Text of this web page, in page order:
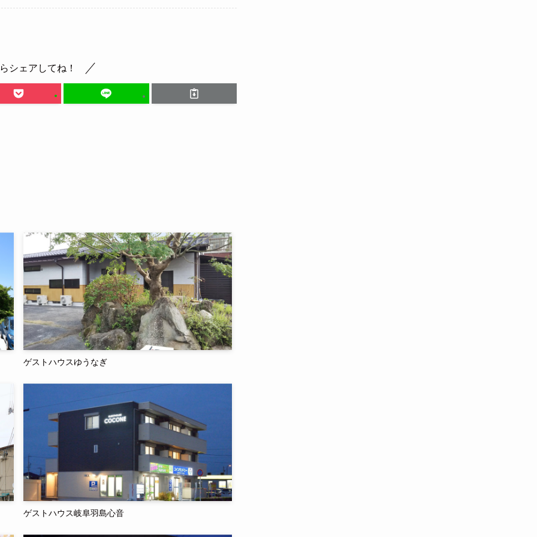
シェアしてね！
ゲストハウスゆうなぎ
ゲストハウス岐阜羽島心音